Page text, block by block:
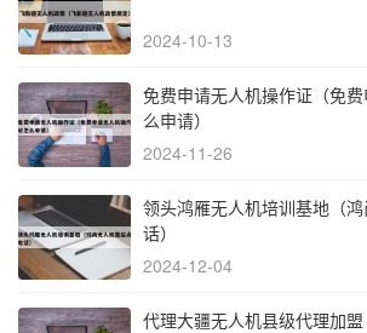
2024-10-13
免费申请无人机操作证（免
么申请）
2024-11-26
领头鸿雁无人机培训基地（
话）
2024-12-04
代理大疆无人机县级代理加